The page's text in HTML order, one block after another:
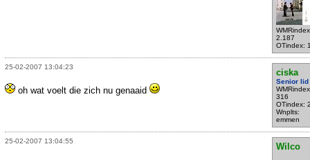
2.187
OTindex:
25-02-2007 13:04:23
ciska
Senior lid
316
OTindex:
Wnplts:
emmen
oh wat voelt die zich nu genaaid
25-02-2007 13:04:55
Wilco